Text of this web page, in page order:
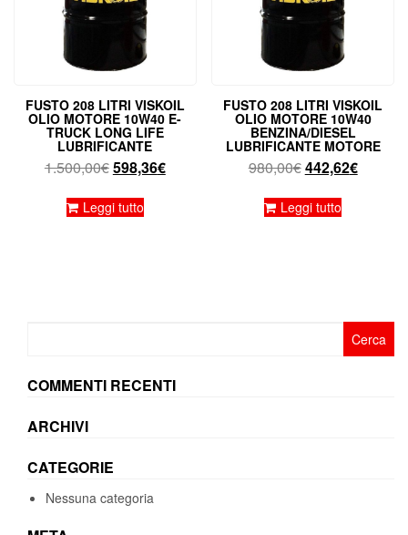
FUSTO 208 LITRI VISKOIL
OLIO MOTORE 10W40 E-
TRUCK LONG LIFE
LUBRIFICANTE
1.500,00€Il
originale
598,36€Il
Leggi tutto
FUSTO 208 LITRI VISKOIL
OLIO MOTORE 10W40
BENZINA/DIESEL
LUBRIFICANTE MOTORE
980,00€Il
originale
442,62€Il
Leggi tutto
COMMENTI RECENTI
ARCHIVI
CATEGORIE
Nessuna categoria